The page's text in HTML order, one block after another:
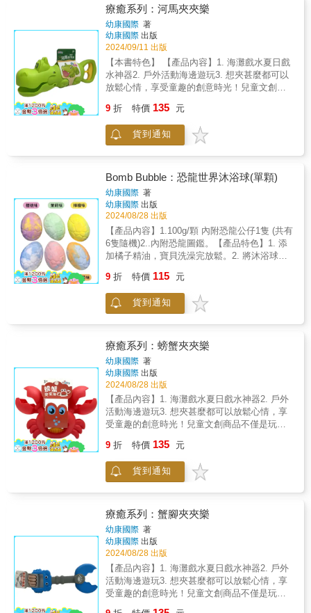
動，讓你們共同探索無限的可能性。我們的文
創商品，採用安全無毒的材質和鮮豔可愛的設
計，易於操作且充滿趣味性，讓每個孩子都能
輕鬆上手，發揮無限創意，享受創作的樂趣！
讓文創商品成為孩子們成長中的好夥伴，陪伴
他們探索世界，創造屬於他們的美好回憶吧！
希望我們的兒童文創商品，能為你和孩子們帶
來更多的創意和歡樂！
療癒系列：河馬夾夾樂
幼康國際 著
幼康國際 出版
2024/09/11 出版
【本書特色】 【產品內容】1. 海灘戲水夏日戲
水神器2. 戶外活動海邊遊玩3. 想夾甚麼都可以
放鬆心情，享受童趣的創意時光！兒童文創商
像力的神奇寶藏！想像一下，孩子們專注地玩
著充滿創意的文創商品，眼中閃爍著興奮的光
芒，你們一起沉浸在童趣的世界中，分享彼此
動，讓你們共同探索無限的可能性。我們的文
創商品，採用安全無毒的材質和鮮豔可愛的設
計，易於操作且充滿趣味性，讓每個孩子都能
輕鬆上手，發揮無限創意，享受創作的樂趣！
讓文創商品成為孩子們成長中的好夥伴，陪伴
他們探索世界，創造屬於他們的美好回憶吧！
希望我們的兒童文創商品，能為你和孩子們帶
來更多的創意和歡樂！
9 折 特價 135 元
貨到通知
Bomb Bubble：恐龍世界沐浴球(單顆)
幼康國際 著
幼康國際 出版
2024/08/28 出版
【產品內容】1.100g/顆 內附恐龍公仔1隻 (共有
6隻隨機)2..內附恐龍圖鑑。【產品特色】1. 添
加橘子精油，寶貝洗澡完放鬆。2. 將沐浴球放
介紹】恐龍是遠古生物，充滿著神秘感，一直
受到大小朋友歡迎。恐龍的魅力在於它們的神
秘、強大、多樣和教育意義，吸引著小朋友們
特的特徵。這次我們挑選了6款最受歡迎的恐龍
隨機包裹在沐浴球中，讓小朋友每次戲水或泡
澡時，都會獲得不同的款式，讓每一次的體驗
都充滿新鮮感。包裝袋中另有附贈恐龍圖鑑，
小朋友可以學習不同的知識，讓小朋友更加熟
悉和喜愛恐龍，進而有興趣了解地球的歷史、
生物的演化，以及環境變遷的影響。總之，
《恐龍沐浴球》是結合沐浴鹽、盲盒樂趣及教
育意義的產品!!
9 折 特價 115 元
貨到通知
療癒系列：螃蟹夾夾樂
幼康國際 著
幼康國際 出版
2024/08/28 出版
【產品內容】1. 海灘戲水夏日戲水神器2. 戶外
活動海邊遊玩3. 想夾甚麼都可以放鬆心情，享
受童趣的創意時光！兒童文創商品不僅是玩樂
藏！想像一下，孩子們專注地玩著充滿創意的
文創商品，眼中閃爍著興奮的光芒，你們一起
沉浸在童趣的世界中，分享彼此的創意和歡
共同探索無限的可能性。我們的文創商品，採
用安全無毒的材質和鮮豔可愛的設計，易於操
作且充滿趣味性，讓每個孩子都能輕鬆上手，
發揮無限創意，享受創作的樂趣！讓文創商品
成為孩子們成長中的好夥伴，陪伴他們探索世
界，創造屬於他們的美好回憶吧！希望我們的
兒童文創商品，能為你和孩子們帶來更多的創
意和歡樂！
9 折 特價 135 元
貨到通知
療癒系列：蟹腳夾夾樂
幼康國際 著
幼康國際 出版
2024/08/28 出版
【產品內容】1. 海灘戲水夏日戲水神器2. 戶外
活動海邊遊玩3. 想夾甚麼都可以放鬆心情，享
受童趣的創意時光！兒童文創商品不僅是玩樂